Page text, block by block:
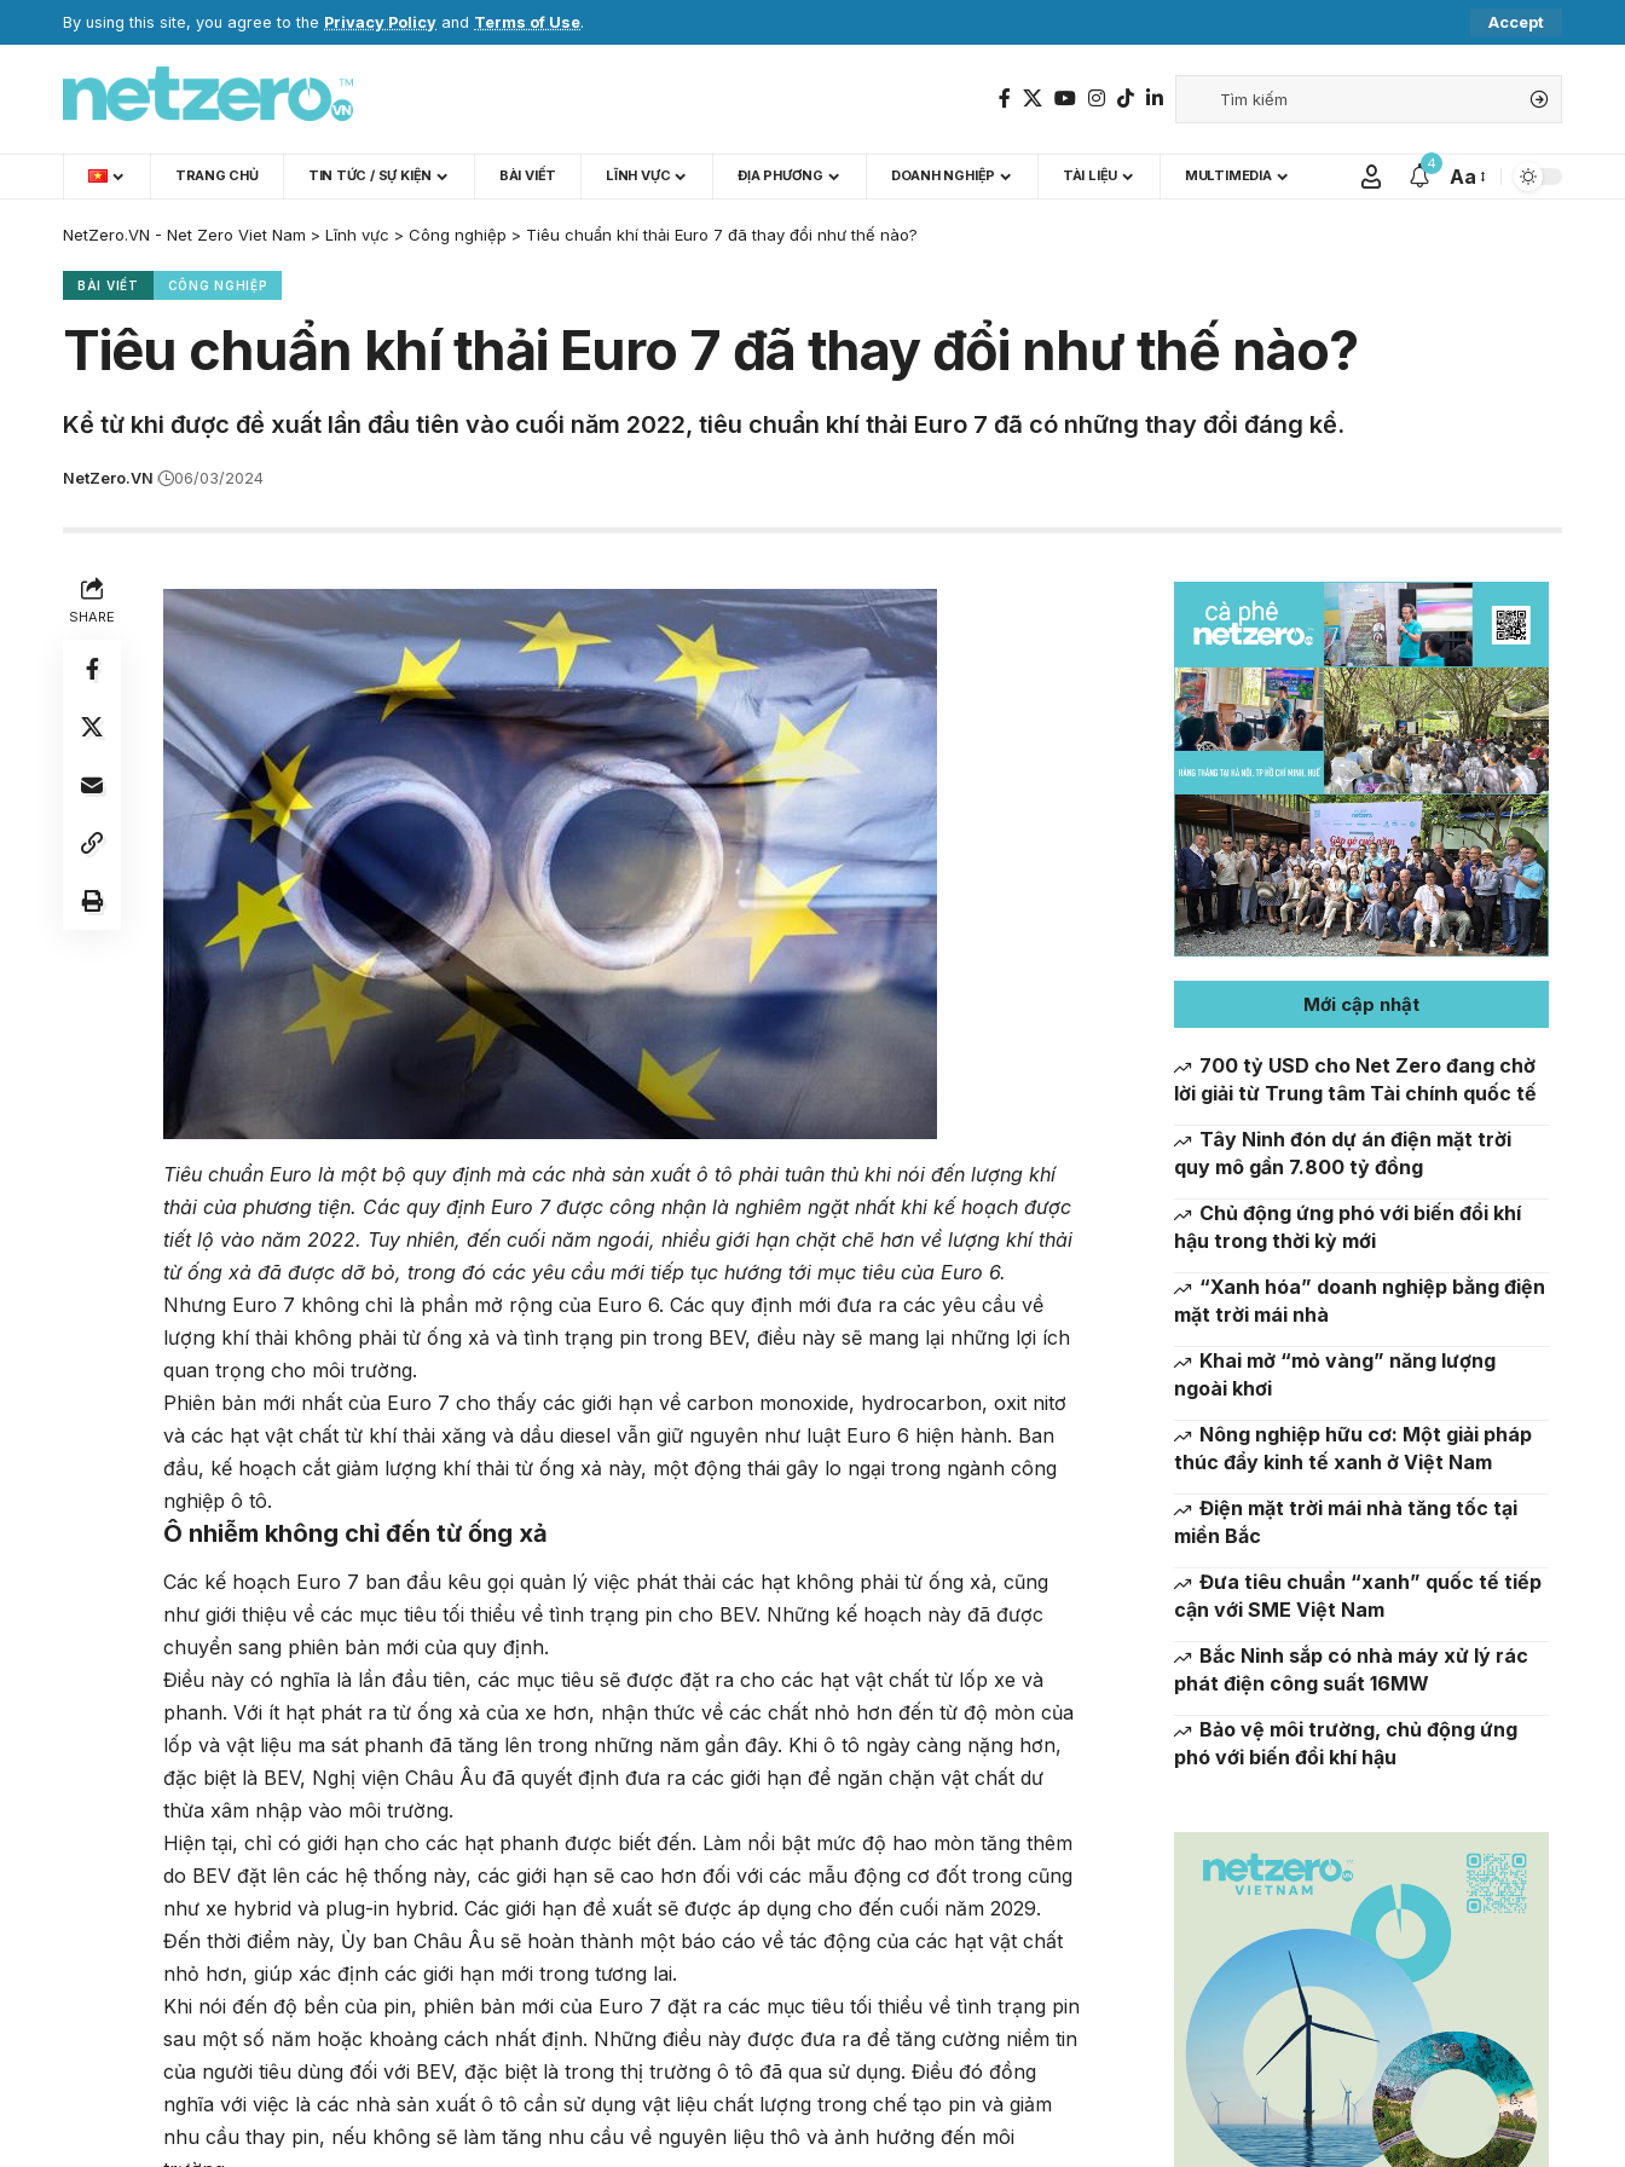
By using this site, you agree to the Privacy Policy and Terms of Use. Accept
TRANG CHỦ TIN TỨC / SỰ KIỆN BÀI VIẾT LĨNH VỰC ĐỊA PHƯƠNG DOANH NGHIỆP TÀI LIỆU MULTIMEDIA
4
Aa
NetZero.VN - Net Zero Viet Nam > Lĩnh vực > Công nghiệp > Tiêu chuẩn khí thải Euro 7 đã thay đổi như thế nào?
BÀI VIẾT CÔNG NGHIỆP
Tiêu chuẩn khí thải Euro 7 đã thay đổi như thế nào?
Kể từ khi được đề xuất lần đầu tiên vào cuối năm 2022, tiêu chuẩn khí thải Euro 7 đã có những thay đổi đáng kể.
NetZero.VN 06/03/2024
SHARE
Tiêu chuẩn Euro là một bộ quy định mà các nhà sản xuất ô tô phải tuân thủ khi nói đến lượng khí
thải của phương tiện. Các quy định Euro 7 được công nhận là nghiêm ngặt nhất khi kế hoạch được
tiết lộ vào năm 2022. Tuy nhiên, đến cuối năm ngoái, nhiều giới hạn chặt chẽ hơn về lượng khí thải
từ ống xả đã được dỡ bỏ, trong đó các yêu cầu mới tiếp tục hướng tới mục tiêu của Euro 6.
Nhưng Euro 7 không chỉ là phần mở rộng của Euro 6. Các quy định mới đưa ra các yêu cầu về
lượng khí thải không phải từ ống xả và tình trạng pin trong BEV, điều này sẽ mang lại những lợi ích
quan trọng cho môi trường.
Phiên bản mới nhất của Euro 7 cho thấy các giới hạn về carbon monoxide, hydrocarbon, oxit nitơ
và các hạt vật chất từ khí thải xăng và dầu diesel vẫn giữ nguyên như luật Euro 6 hiện hành. Ban
đầu, kế hoạch cắt giảm lượng khí thải từ ống xả này, một động thái gây lo ngại trong ngành công
nghiệp ô tô.
Ô nhiễm không chỉ đến từ ống xả
Các kế hoạch Euro 7 ban đầu kêu gọi quản lý việc phát thải các hạt không phải từ ống xả, cũng
như giới thiệu về các mục tiêu tối thiểu về tình trạng pin cho BEV. Những kế hoạch này đã được
chuyển sang phiên bản mới của quy định.
Điều này có nghĩa là lần đầu tiên, các mục tiêu sẽ được đặt ra cho các hạt vật chất từ lốp xe và
phanh. Với ít hạt phát ra từ ống xả của xe hơn, nhận thức về các chất nhỏ hơn đến từ độ mòn của
lốp và vật liệu ma sát phanh đã tăng lên trong những năm gần đây. Khi ô tô ngày càng nặng hơn,
đặc biệt là BEV, Nghị viện Châu Âu đã quyết định đưa ra các giới hạn để ngăn chặn vật chất dư
thừa xâm nhập vào môi trường.
Hiện tại, chỉ có giới hạn cho các hạt phanh được biết đến. Làm nổi bật mức độ hao mòn tăng thêm
do BEV đặt lên các hệ thống này, các giới hạn sẽ cao hơn đối với các mẫu động cơ đốt trong cũng
như xe hybrid và plug-in hybrid. Các giới hạn đề xuất sẽ được áp dụng cho đến cuối năm 2029.
Đến thời điểm này, Ủy ban Châu Âu sẽ hoàn thành một báo cáo về tác động của các hạt vật chất
nhỏ hơn, giúp xác định các giới hạn mới trong tương lai.
Khi nói đến độ bền của pin, phiên bản mới của Euro 7 đặt ra các mục tiêu tối thiểu về tình trạng pin
sau một số năm hoặc khoảng cách nhất định. Những điều này được đưa ra để tăng cường niềm tin
của người tiêu dùng đối với BEV, đặc biệt là trong thị trường ô tô đã qua sử dụng. Điều đó đồng
nghĩa với việc là các nhà sản xuất ô tô cần sử dụng vật liệu chất lượng trong chế tạo pin và giảm
nhu cầu thay pin, nếu không sẽ làm tăng nhu cầu về nguyên liệu thô và ảnh hưởng đến môi
Mới cập nhật
700 tỷ USD cho Net Zero đang chờ
lời giải từ Trung tâm Tài chính quốc tế
Tây Ninh đón dự án điện mặt trời
quy mô gần 7.800 tỷ đồng
Chủ động ứng phó với biến đổi khí
hậu trong thời kỳ mới
“Xanh hóa” doanh nghiệp bằng điện
mặt trời mái nhà
Khai mở “mỏ vàng” năng lượng
ngoài khơi
Nông nghiệp hữu cơ: Một giải pháp
thúc đẩy kinh tế xanh ở Việt Nam
Điện mặt trời mái nhà tăng tốc tại
miền Bắc
Đưa tiêu chuẩn “xanh” quốc tế tiếp
cận với SME Việt Nam
Bắc Ninh sắp có nhà máy xử lý rác
phát điện công suất 16MW
Bảo vệ môi trường, chủ động ứng
phó với biến đổi khí hậu